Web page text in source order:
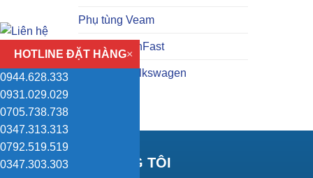
Phụ tùng Veam
Phụ tùng VinFast
Phụ tùng Volkswagen
VỀ CHÚNG TÔI
HOTLINE ĐẶT HÀNG×
0944.628.333
0931.029.029
0705.738.738
0347.313.313
0792.519.519
0347.303.303